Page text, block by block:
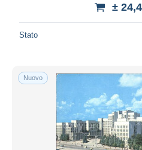
±
Stato
Nuovo